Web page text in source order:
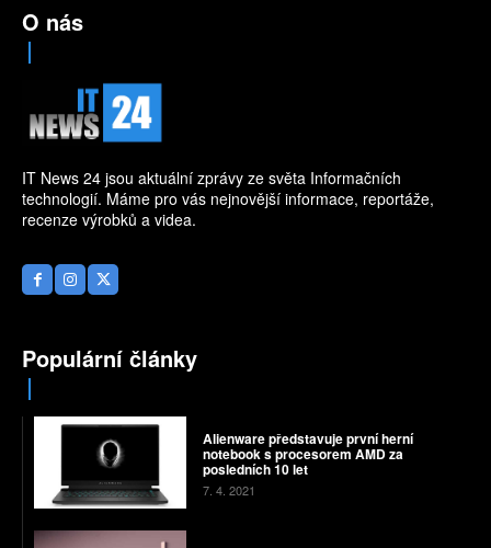
O nás
IT News 24 jsou aktuální zprávy ze světa Informačních
technologií. Máme pro vás nejnovější informace, reportáže,
recenze výrobků a videa.
Populární články
Alienware představuje první herní
notebook s procesorem AMD za
posledních 10 let
7. 4. 2021